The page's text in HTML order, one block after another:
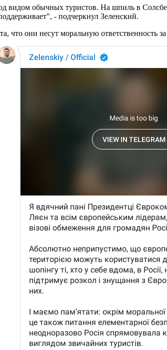
видом обычных туристов. На шпиль в
- подчеркнул Зеленский.
что они несут моральную